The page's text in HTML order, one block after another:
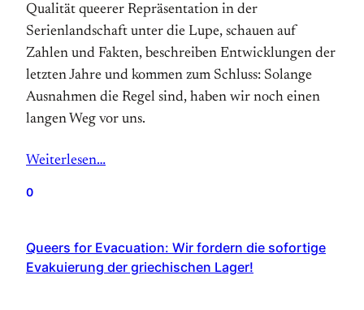
Qualität queerer Repräsentation in der
Serienlandschaft unter die Lupe, schauen auf
Zahlen und Fakten, beschreiben Entwicklungen der
letzten Jahre und kommen zum Schluss: Solange
Ausnahmen die Regel sind, haben wir noch einen
langen Weg vor uns.
Weiterlesen…
0
Queers for Evacuation: Wir fordern die sofortige
Evakuierung der griechischen Lager!